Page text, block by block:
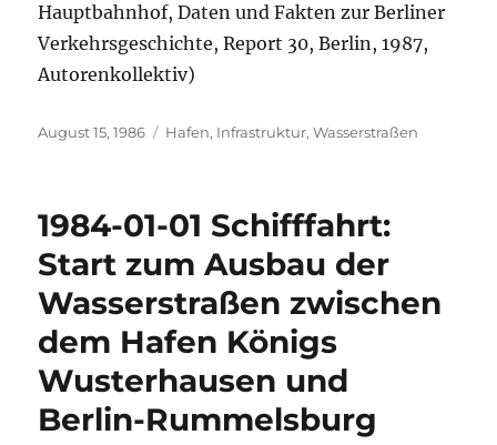
Hauptbahnhof, Daten und Fakten zur Berliner
Verkehrsgeschichte, Report 30, Berlin, 1987,
Autorenkollektiv)
Veröffentlicht
August 15, 1986 Kategorien
Hafen, Infrastruktur,Wasserstraßen
1984-01-01 Schifffahrt:
Start zum Ausbau der
Wasserstraßen zwischen
dem Hafen Königs
Wusterhausen und
Berlin-Rummelsburg